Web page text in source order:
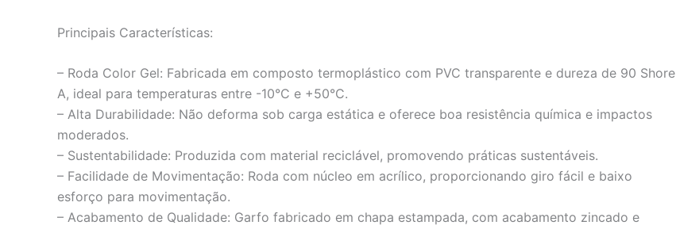
Principais Características:
– Roda Color Gel: Fabricada em composto termoplástico com PVC transparente e dureza de 90 Shore
A, ideal para temperaturas entre -10°C e +50°C.
– Alta Durabilidade: Não deforma sob carga estática e oferece boa resistência química e impactos
moderados.
– Sustentabilidade: Produzida com material reciclável, promovendo práticas sustentáveis.
– Facilidade de Movimentação: Roda com núcleo em acrílico, proporcionando giro fácil e baixo
esforço para movimentação.
– Acabamento de Qualidade: Garfo fabricado em chapa estampada, com acabamento zincado e